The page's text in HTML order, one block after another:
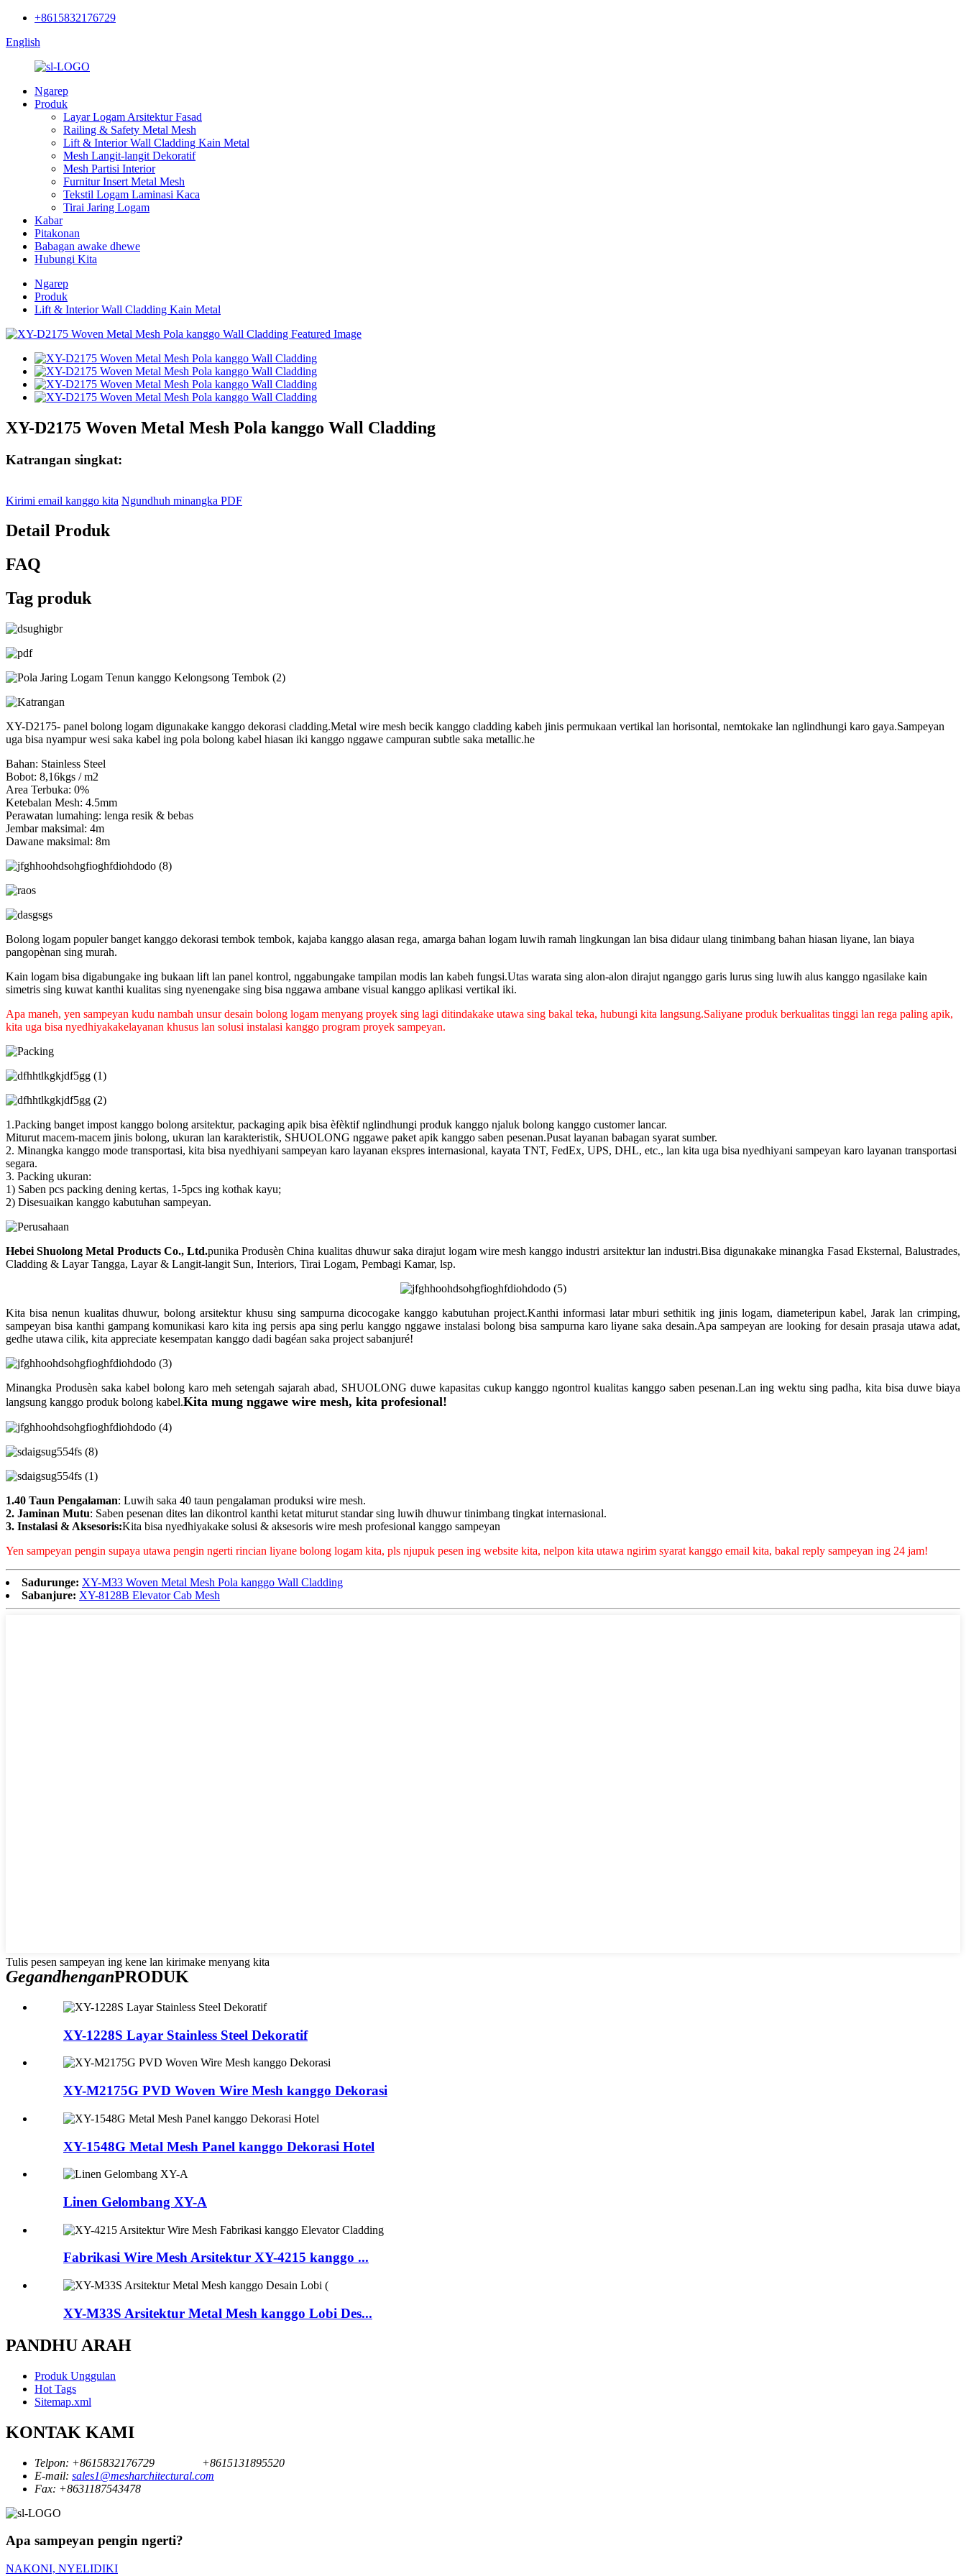
+8615832176729
English
Ngarep
Produk
Layar Logam Arsitektur Fasad
Railing & Safety Metal Mesh
Lift & Interior Wall Cladding Kain Metal
Mesh Langit-langit Dekoratif
Mesh Partisi Interior
Furnitur Insert Metal Mesh
Tekstil Logam Laminasi Kaca
Tirai Jaring Logam
Kabar
Pitakonan
Babagan awake dhewe
Hubungi Kita
Ngarep
Produk
Lift & Interior Wall Cladding Kain Metal
XY-D2175 Woven Metal Mesh Pola kanggo Wall Cladding
Katrangan singkat:
Kirimi email kanggo kita Ngundhuh minangka PDF
Detail Produk
FAQ
Tag produk
XY-D2175- panel bolong logam digunakake kanggo dekorasi cladding.Metal wire mesh becik kanggo cladding kabeh jinis permukaan vertikal lan horisontal, nemtokake lan nglindhungi karo gaya.Sampeyan
uga bisa nyampur wesi saka kabel ing pola bolong kabel hiasan iki kanggo nggawe campuran subtle saka metallic.he
Bahan: Stainless Steel
Bobot: 8,16kgs / m2
Area Terbuka: 0%
Ketebalan Mesh: 4.5mm
Perawatan lumahing: lenga resik & bebas
Jembar maksimal: 4m
Dawane maksimal: 8m
Bolong logam populer banget kanggo dekorasi tembok tembok, kajaba kanggo alasan rega, amarga bahan logam luwih ramah lingkungan lan bisa didaur ulang tinimbang bahan hiasan liyane, lan biaya
pangopènan sing murah.
Kain logam bisa digabungake ing bukaan lift lan panel kontrol, nggabungake tampilan modis lan kabeh fungsi.Utas warata sing alon-alon dirajut nganggo garis lurus sing luwih alus kanggo ngasilake kain
simetris sing kuwat kanthi kualitas sing nyenengake sing bisa nggawa ambane visual kanggo aplikasi vertikal iki.
Apa maneh, yen sampeyan kudu nambah unsur desain bolong logam menyang proyek sing lagi ditindakake utawa sing bakal teka, hubungi kita langsung.Saliyane produk berkualitas tinggi lan rega paling apik,
kita uga bisa nyedhiyakakelayanan khusus lan solusi instalasi kanggo program proyek sampeyan.
1.Packing banget impost kanggo bolong arsitektur, packaging apik bisa èfèktif nglindhungi produk kanggo njaluk bolong kanggo customer lancar.
Miturut macem-macem jinis bolong, ukuran lan karakteristik, SHUOLONG nggawe paket apik kanggo saben pesenan.Pusat layanan babagan syarat sumber.
2. Minangka kanggo mode transportasi, kita bisa nyedhiyani sampeyan karo layanan ekspres internasional, kayata TNT, FedEx, UPS, DHL, etc., lan kita uga bisa nyedhiyani sampeyan karo layanan transportasi
segara.
3. Packing ukuran:
1) Saben pcs packing dening kertas, 1-5pcs ing kothak kayu;
2) Disesuaikan kanggo kabutuhan sampeyan.
Hebei Shuolong Metal Products Co., Ltd.punika Produsèn China kualitas dhuwur saka dirajut logam wire mesh kanggo industri arsitektur lan industri.Bisa digunakake minangka Fasad Eksternal, Balustrades,
Cladding & Layar Tangga, Layar & Langit-langit Sun, Interiors, Tirai Logam, Pembagi Kamar, lsp.
Kita bisa nenun kualitas dhuwur, bolong arsitektur khusu sing sampurna dicocogake kanggo kabutuhan project.Kanthi informasi latar mburi sethitik ing jinis logam, diameteripun kabel, Jarak lan crimping,
sampeyan bisa kanthi gampang komunikasi karo kita ing persis apa sing perlu kanggo nggawe instalasi bolong bisa sampurna karo liyane saka desain.Apa sampeyan are looking for desain prasaja utawa adat,
gedhe utawa cilik, kita appreciate kesempatan kanggo dadi bagéan saka project sabanjuré!
Minangka Produsèn saka kabel bolong karo meh setengah sajarah abad, SHUOLONG duwe kapasitas cukup kanggo ngontrol kualitas kanggo saben pesenan.Lan ing wektu sing padha, kita bisa duwe biaya
langsung kanggo produk bolong kabel.Kita mung nggawe wire mesh, kita profesional!
1.40 Taun Pengalaman: Luwih saka 40 taun pengalaman produksi wire mesh.
2. Jaminan Mutu: Saben pesenan dites lan dikontrol kanthi ketat miturut standar sing luwih dhuwur tinimbang tingkat internasional.
3. Instalasi & Aksesoris:Kita bisa nyedhiyakake solusi & aksesoris wire mesh profesional kanggo sampeyan
Yen sampeyan pengin supaya utawa pengin ngerti rincian liyane bolong logam kita, pls njupuk pesen ing website kita, nelpon kita utawa ngirim syarat kanggo email kita, bakal reply sampeyan ing 24 jam!
Sadurunge: XY-M33 Woven Metal Mesh Pola kanggo Wall Cladding
Sabanjure: XY-8128B Elevator Cab Mesh
Tulis pesen sampeyan ing kene lan kirimake menyang kita
GegandhenganPRODUK
XY-1228S Layar Stainless Steel Dekoratif
XY-M2175G PVD Woven Wire Mesh kanggo Dekorasi
XY-1548G Metal Mesh Panel kanggo Dekorasi Hotel
Linen Gelombang XY-A
Fabrikasi Wire Mesh Arsitektur XY-4215 kanggo ...
XY-M33S Arsitektur Metal Mesh kanggo Lobi Des...
PANDHU ARAH
Produk Unggulan
Hot Tags
Sitemap.xml
KONTAK KAMI
Telpon: +8615832176729
+8615131895520
E-mail: sales1@mesharchitectural.com
Fax: +8631187543478
Apa sampeyan pengin ngerti?
NAKONI, NYELIDIKI